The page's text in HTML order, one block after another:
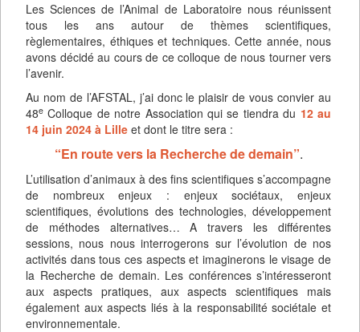
Les Sciences de l’Animal de Laboratoire nous réunissent
tous les ans autour de thèmes scientifiques,
règlementaires, éthiques et techniques. Cette année, nous
avons décidé au cours de ce colloque de nous tourner vers
l’avenir.
Au nom de l’AFSTAL, j’ai donc le plaisir de vous convier au
48e Colloque de notre Association qui se tiendra du 12 au
14 juin 2024 à Lille et dont le titre sera :
“En route vers la Recherche de demain”.
L’utilisation d’animaux à des fins scientifiques s’accompagne
de nombreux enjeux : enjeux sociétaux, enjeux
scientifiques, évolutions des technologies, développement
de méthodes alternatives… A travers les différentes
sessions, nous nous interrogerons sur l’évolution de nos
activités dans tous ces aspects et imaginerons le visage de
la Recherche de demain. Les conférences s’intéresseront
aux aspects pratiques, aux aspects scientifiques mais
également aux aspects liés à la responsabilité sociétale et
environnementale.